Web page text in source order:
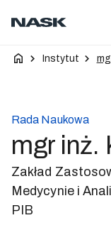
Instytut
Rada Naukowa
mgr inż.
Zakład
Medycynie i
PIB